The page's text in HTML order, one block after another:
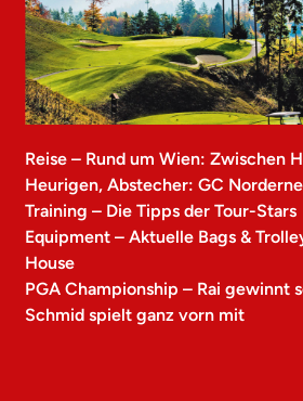
Reise – Rund um Wien: Zwischen
Heurigen, Abstecher: GC
Training – Die Tipps der Tour-Stars
Equipment – Aktuelle Bags &
House
PGA Championship – Rai gewinnt
Schmid spielt ganz vorn mit